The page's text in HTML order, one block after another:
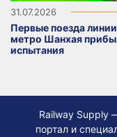
31.07.2026
Первые поезда
метро Шанхая
испытания
Railway Supply
портал и